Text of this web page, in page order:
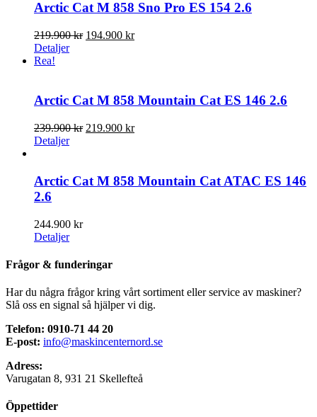
Arctic Cat M 858 Sno Pro ES 154 2.6
219.900kr Det
194.900 krDet
Detaljer
Rea!
Arctic Cat M 858 Mountain Cat ES 146 2.6
239.900kr Det
239.900 kr.
219.900 krDet
219.900 kr.
Detaljer
Arctic Cat M 858 Mountain Cat ATAC ES 146
2.6
244.900 kr
Detaljer
Frågor & funderingar
Har du några frågor kring vårt sortiment eller service av maskiner?
Slå oss en signal så hjälper vi dig.
Telefon: 0910-71 44 20
E-post: info@maskincenternord.se
Adress:
Varugatan 8, 931 21 Skellefteå
Öppettider